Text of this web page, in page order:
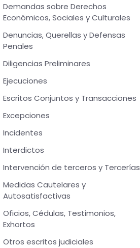
Demandas sobre Derechos
Económicos, Sociales y Culturales
Denuncias, Querellas y Defensas
Penales
Diligencias Preliminares
Ejecuciones
Escritos Conjuntos y Transacciones
Excepciones
Incidentes
Interdictos
Intervención de terceros y Tercerías
Medidas Cautelares y
Autosatisfactivas
Oficios, Cédulas, Testimonios,
Exhortos
Otros escritos judiciales